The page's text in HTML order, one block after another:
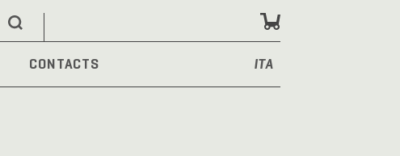
CONTACTS ITA